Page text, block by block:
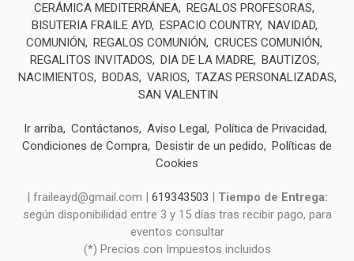
CERÁMICA MEDITERRÁNEA REGALOS PROFESORAS
BISUTERIA FRAILE AYD ESPACIO COUNTRY NAVIDAD
COMUNIÓN
REGALOS COMUNIÓN
CRUCES COMUNIÓN
REGALITOS INVITADOS
DIA DE LA MADRE BAUTIZOS
NACIMIENTOS
BODAS VARIOS
TAZAS PERSONALIZADAS
SAN VALENTIN
Ir arriba Contáctanos Aviso Legal
Política de Privacidad
Condiciones de Compra Desistir de un pedido
Políticas de
Cookies
| fraileayd@gmail.com | 619343503 | Tiempo de Entrega:
según disponibilidad entre 3 y 15 días tras recibir pago, para
eventos consultar
(*) Precios con Impuestos incluidos